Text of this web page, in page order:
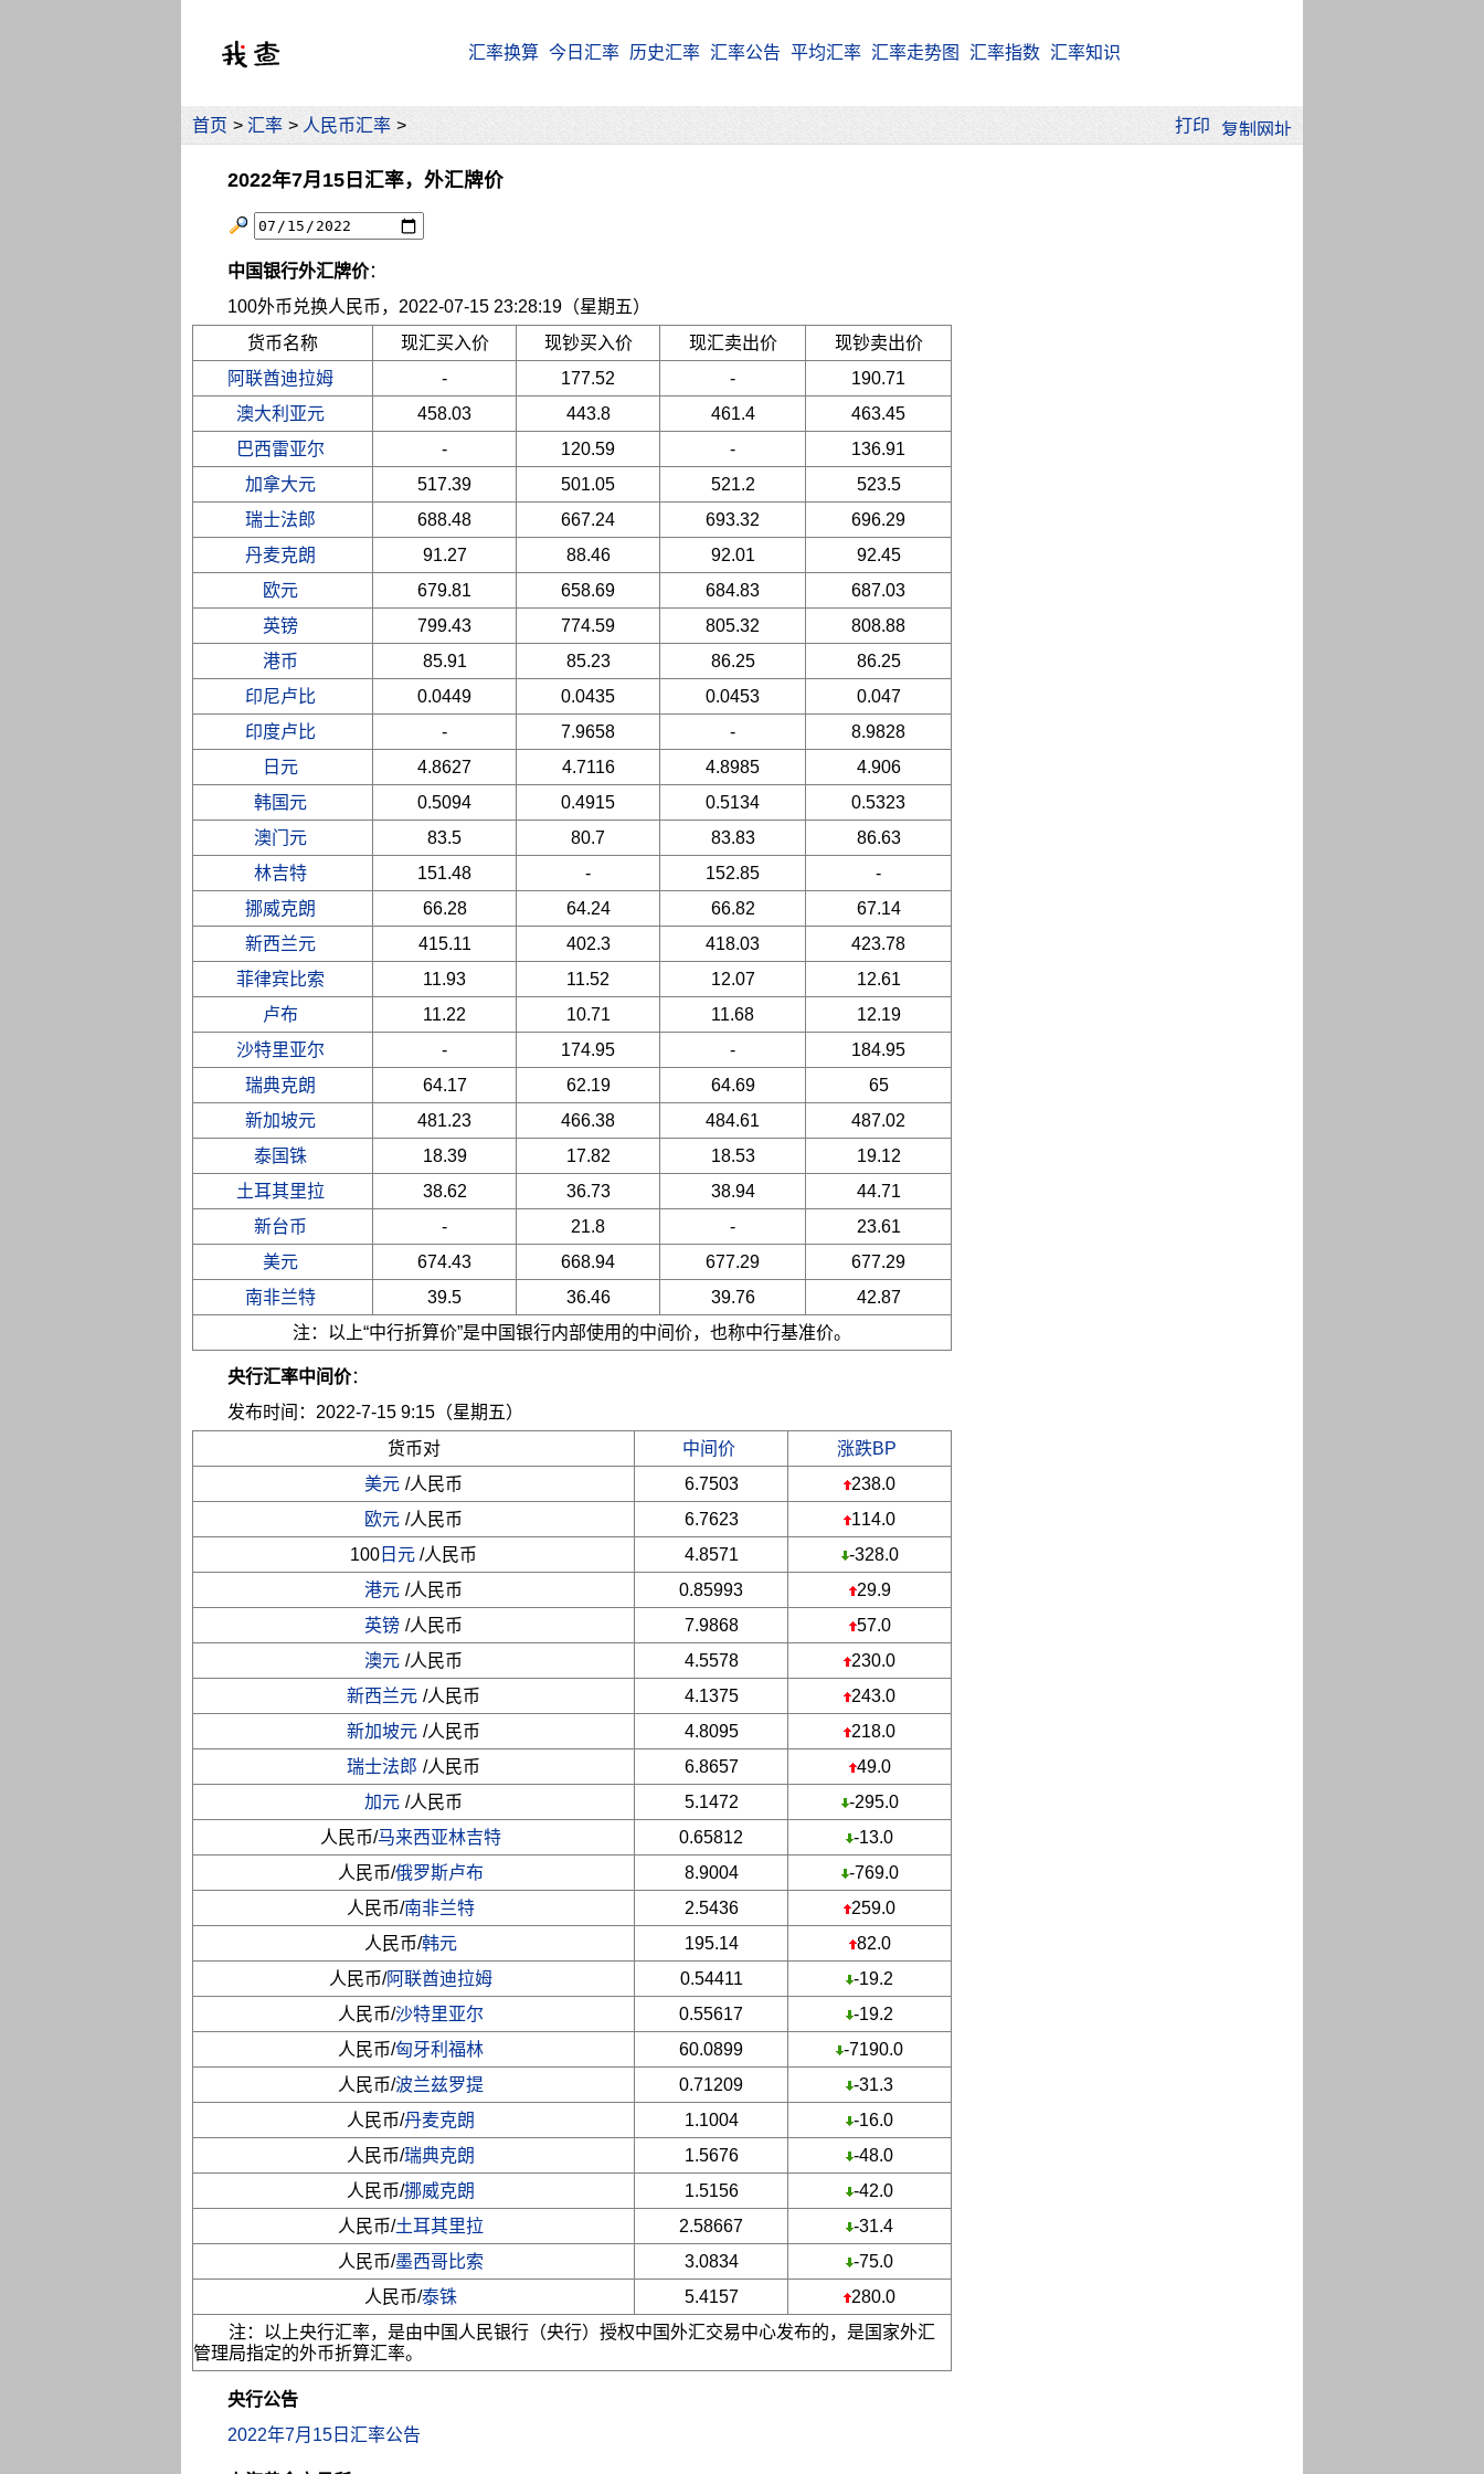
汇率换算 今日汇率 历史汇率 汇率公告 平均汇率 汇率走势图 汇率指数 汇率知识
首页 > 汇率 > 人民币汇率 > 打印
2022年7月15日汇率，外汇牌价
中国银行外汇牌价：
100外币兑换人民币，2022-07-15 23:28:19（星期五）
货币名称
现汇买入价 现钞买入价 现汇卖出价
现钞卖出价
阿联酋迪拉姆
- 177.52 -
190.71
澳大利亚元
458.03 443.8 461.4
463.45
巴西雷亚尔
- 120.59 -
136.91
加拿大元
517.39 501.05 521.2
523.5
瑞士法郎
688.48 667.24 693.32
696.29
丹麦克朗
91.27 88.46 92.01
92.45
欧元
679.81 658.69 684.83
687.03
英镑
799.43 774.59 805.32
808.88
港币
85.91 85.23 86.25
86.25
印尼卢比
0.0449 0.0435 0.0453
0.047
印度卢比
- 7.9658 -
8.9828
日元
4.8627 4.7116 4.8985
4.906
韩国元
0.5094 0.4915 0.5134
0.5323
澳门元
83.5 80.7 83.83
86.63
林吉特
151.48 - 152.85
-
挪威克朗
66.28 64.24 66.82
67.14
新西兰元
415.11 402.3 418.03
423.78
菲律宾比索
11.93 11.52 12.07
12.61
卢布
11.22 10.71 11.68
12.19
沙特里亚尔
- 174.95 -
184.95
瑞典克朗
64.17 62.19 64.69
65
新加坡元
481.23 466.38 484.61
487.02
泰国铢
18.39 17.82 18.53
19.12
土耳其里拉
38.62 36.73 38.94
44.71
新台币
- 21.8 -
23.61
美元
674.43 668.94 677.29
677.29
南非兰特
39.5 36.46 39.76
42.87
注：以上“中行折算价”是中国银行内部使用的中间价，也称中行基准价。
央行汇率中间价：
发布时间：2022-7-15 9:15（星期五）
货币对
中间价
涨跌BP
美元 /人民币 6.7503
238.0
欧元 /人民币 6.7623
114.0
100日元 /人民币 4.8571
-328.0
港元 /人民币 0.85993
29.9
英镑 /人民币 7.9868
57.0
澳元 /人民币 4.5578
230.0
新西兰元 /人民币 4.1375
243.0
新加坡元 /人民币 4.8095
218.0
瑞士法郎 /人民币 6.8657
49.0
加元 /人民币 5.1472
-295.0
人民币/马来西亚林吉特 0.65812
-13.0
人民币/俄罗斯卢布 8.9004
-769.0
人民币/南非兰特 2.5436
259.0
人民币/韩元 195.14
82.0
人民币/阿联酋迪拉姆 0.54411
-19.2
人民币/沙特里亚尔 0.55617
-19.2
人民币/匈牙利福林 60.0899
-7190.0
人民币/波兰兹罗提 0.71209
-31.3
人民币/丹麦克朗 1.1004
-16.0
人民币/瑞典克朗 1.5676
-48.0
人民币/挪威克朗 1.5156
-42.0
人民币/土耳其里拉 2.58667
-31.4
人民币/墨西哥比索 3.0834
-75.0
人民币/泰铢 5.4157
280.0
注：以上央行汇率，是由中国人民银行（央行）授权中国外汇交易中心发布的，是国家外汇
管理局指定的外币折算汇率。
央行公告
2022年7月15日汇率公告